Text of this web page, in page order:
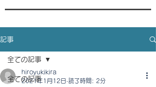
記事
全ての記事
全ての記事
hiroyukikira
2021年1月12日 読了時間: 2分